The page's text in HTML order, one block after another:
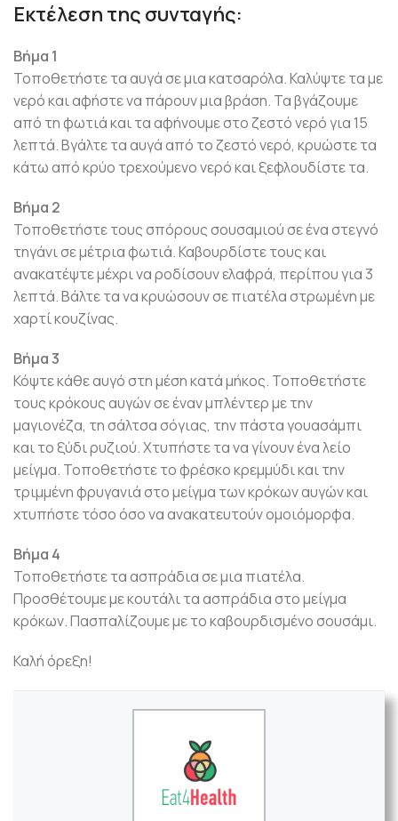
Εκτέλεση της συνταγής:
Βήμα 1
Τοποθετήστε τα αυγά σε μια κατσαρόλα. Καλύψτε τα με
νερό και αφήστε να πάρουν μια βράση. Τα βγάζουμε
από τη φωτιά και τα αφήνουμε στο ζεστό νερό για 15
λεπτά. Βγάλτε τα αυγά από το ζεστό νερό, κρυώστε τα
κάτω από κρύο τρεχούμενο νερό και ξεφλουδίστε τα.
Βήμα 2
Τοποθετήστε τους σπόρους σουσαμιού σε ένα στεγνό
τηγάνι σε μέτρια φωτιά. Καβουρδίστε τους και
ανακατέψτε μέχρι να ροδίσουν ελαφρά, περίπου για 3
λεπτά. Βάλτε τα να κρυώσουν σε πιατέλα στρωμένη με
χαρτί κουζίνας.
Βήμα 3
Κόψτε κάθε αυγό στη μέση κατά μήκος. Τοποθετήστε
τους κρόκους αυγών σε έναν μπλέντερ με την
μαγιονέζα, τη σάλτσα σόγιας, την πάστα γουασάμπι
και το ξύδι ρυζιού. Χτυπήστε τα να γίνουν ένα λείο
μείγμα. Τοποθετήστε το φρέσκο κρεμμύδι και την
τριμμένη φρυγανιά στο μείγμα των κρόκων αυγών και
χτυπήστε τόσο όσο να ανακατευτούν ομοιόμορφα.
Βήμα 4
Τοποθετήστε τα ασπράδια σε μια πιατέλα.
Προσθέτουμε με κουτάλι τα ασπράδια στο μείγμα
κρόκων. Πασπαλίζουμε με το καβουρδισμένο σουσάμι.
Καλή όρεξη!